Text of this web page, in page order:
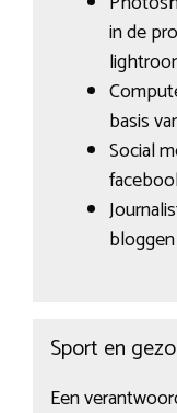
in de
basis
Social
Sport en
Een